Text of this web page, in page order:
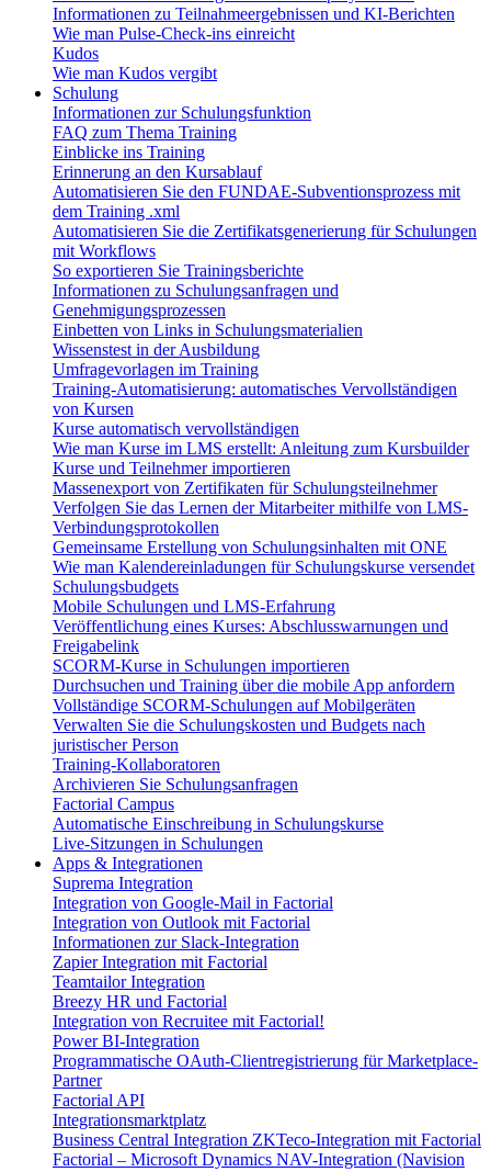
Informationen zu Teilnahmeergebnissen und KI-Berichten
Wie man Pulse-Check-ins einreicht
Kudos
Wie man Kudos vergibt
Schulung
Informationen zur Schulungsfunktion
FAQ zum Thema Training
Einblicke ins Training
Erinnerung an den Kursablauf
Automatisieren Sie den FUNDAE-Subventionsprozess mit
dem Training .xml
Automatisieren Sie die Zertifikatsgenerierung für Schulungen
mit Workflows
So exportieren Sie Trainingsberichte
Informationen zu Schulungsanfragen und
Genehmigungsprozessen
Einbetten von Links in Schulungsmaterialien
Wissenstest in der Ausbildung
Umfragevorlagen im Training
Training-Automatisierung: automatisches Vervollständigen
von Kursen
Kurse automatisch vervollständigen
Wie man Kurse im LMS erstellt: Anleitung zum Kursbuilder
Kurse und Teilnehmer importieren
Massenexport von Zertifikaten für Schulungsteilnehmer
Verfolgen Sie das Lernen der Mitarbeiter mithilfe von LMS-
Verbindungsprotokollen
Gemeinsame Erstellung von Schulungsinhalten mit ONE
Wie man Kalendereinladungen für Schulungskurse versendet
Schulungsbudgets
Mobile Schulungen und LMS-Erfahrung
Veröffentlichung eines Kurses: Abschlusswarnungen und
Freigabelink
SCORM-Kurse in Schulungen importieren
Durchsuchen und Training über die mobile App anfordern
Vollständige SCORM-Schulungen auf Mobilgeräten
Verwalten Sie die Schulungskosten und Budgets nach
juristischer Person
Training-Kollaboratoren
Archivieren Sie Schulungsanfragen
Factorial Campus
Automatische Einschreibung in Schulungskurse
Live-Sitzungen in Schulungen
Apps & Integrationen
Suprema Integration
Integration von Google-Mail in Factorial
Integration von Outlook mit Factorial
Informationen zur Slack-Integration
Zapier Integration mit Factorial
Teamtailor Integration
Breezy HR und Factorial
Integration von Recruitee mit Factorial!
Power BI-Integration
Programmatische OAuth-Clientregistrierung für Marketplace-
Partner
Factorial API
Integrationsmarktplatz
Business Central Integration ZKTeco-Integration mit Factorial
Factorial – Microsoft Dynamics NAV-Integration (Navision